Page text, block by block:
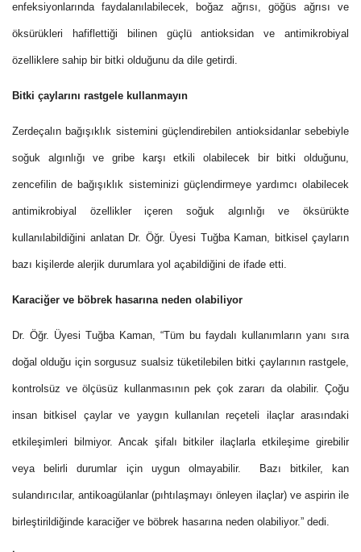
enfeksiyonlarında faydalanılabilecek, boğaz ağrısı, göğüs ağrısı ve
öksürükleri hafiflettiği bilinen güçlü antioksidan ve antimikrobiyal
özelliklere sahip bir bitki olduğunu da dile getirdi.
Bitki çaylarını rastgele kullanmayın
Zerdeçalın bağışıklık sistemini güçlendirebilen antioksidanlar sebebiyle
soğuk algınlığı ve gribe karşı etkili olabilecek bir bitki olduğunu,
zencefilin de bağışıklık sisteminizi güçlendirmeye yardımcı olabilecek
antimikrobiyal özellikler içeren soğuk algınlığı ve öksürükte
kullanılabildiğini anlatan Dr. Öğr. Üyesi Tuğba Kaman, bitkisel çayların
bazı kişilerde alerjik durumlara yol açabildiğini de ifade etti.
Karaciğer ve böbrek hasarına neden olabiliyor
Dr. Öğr. Üyesi Tuğba Kaman, “Tüm bu faydalı kullanımların yanı sıra
doğal olduğu için sorgusuz sualsiz tüketilebilen bitki çaylarının rastgele,
kontrolsüz ve ölçüsüz kullanmasının pek çok zararı da olabilir. Çoğu
insan bitkisel çaylar ve yaygın kullanılan reçeteli ilaçlar arasındaki
etkileşimleri bilmiyor. Ancak şifalı bitkiler ilaçlarla etkileşime girebilir
veya belirli durumlar için uygun olmayabilir. Bazı bitkiler, kan
sulandırıcılar, antikoagülanlar (pıhtılaşmayı önleyen ilaçlar) ve aspirin ile
birleştirildiğinde karaciğer ve böbrek hasarına neden olabiliyor.” dedi.